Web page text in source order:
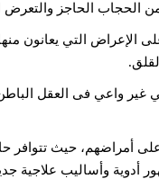
الحجاب الحاجز والتعرض
الإعراض التي يعانون
غير واعي فى العقل
أمراضهم، حيث تتوافر
أدوية وأساليب علاجية